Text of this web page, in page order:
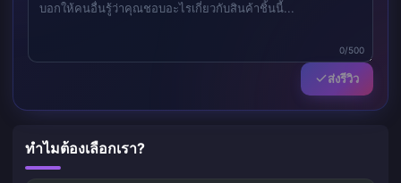
0/500
ส่งรีวิว
ทำไมต้องเลือกเรา?